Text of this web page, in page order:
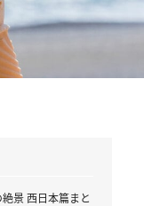
景 西日本篇まと